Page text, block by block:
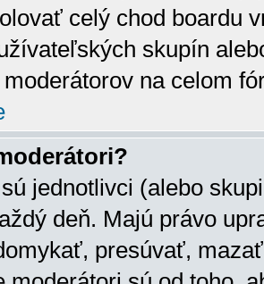
celý chod boardu
skupín
na celom
jednotlivci (alebo
deň. Majú právo
presúvať,